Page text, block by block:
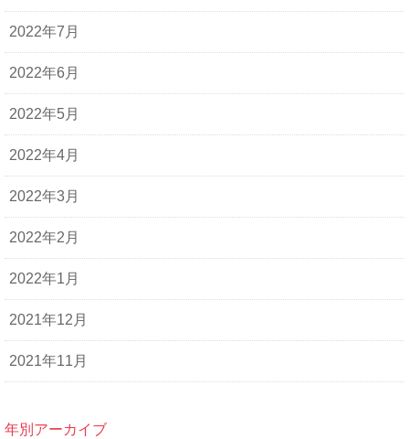
2022年7月
2022年6月
2022年5月
2022年4月
2022年3月
2022年2月
2022年1月
2021年12月
2021年11月
年別アーカイブ